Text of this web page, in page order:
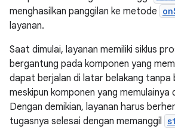
menghasilkan panggilan ke metode
layanan.
Saat dimulai, layanan memiliki siklus
bergantung pada komponen yang
dapat berjalan di latar belakang tanpa
meskipun komponen yang memulainya
Dengan demikian, layanan harus
tugasnya selesai dengan memanggil